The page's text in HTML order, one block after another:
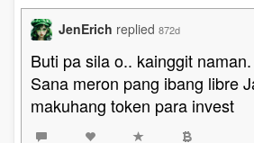
JenErich replied 872d
Buti pa sila o.. kainggit naman.
Sana meron pang ibang libre
makuhang token para invest